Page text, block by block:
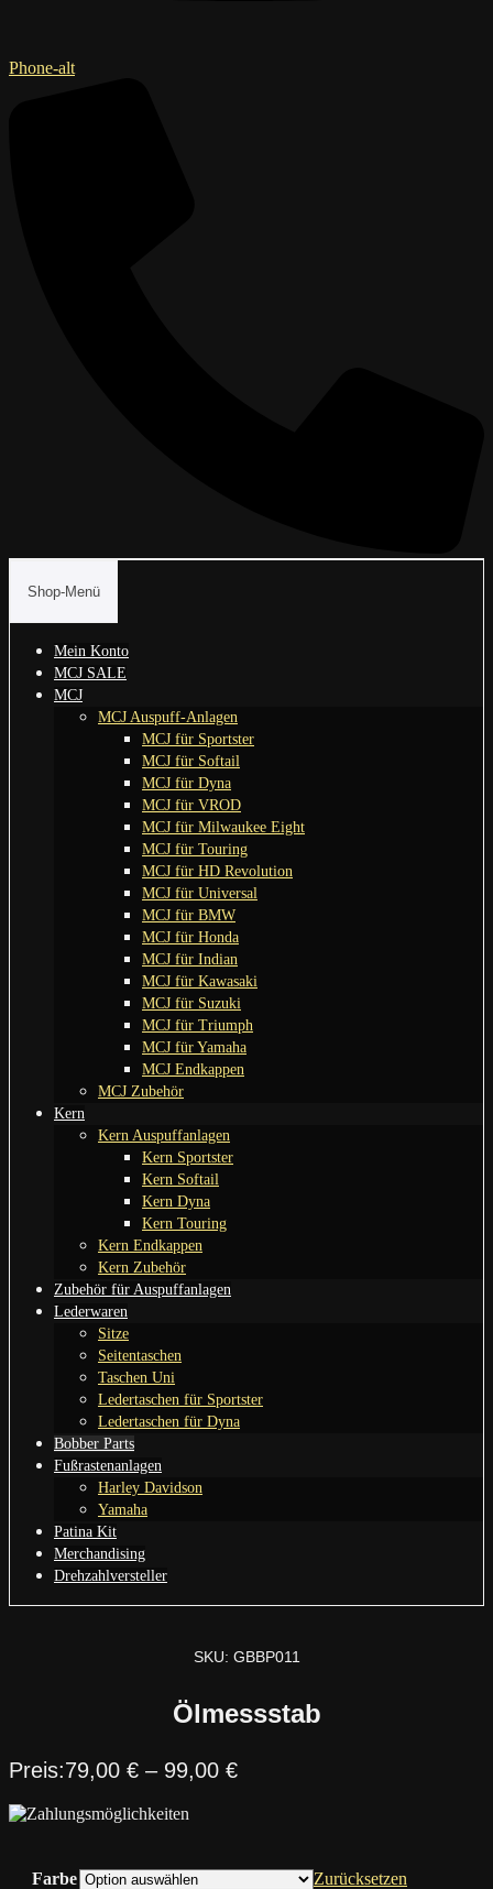
Phone-alt
Shop-Menü
Mein Konto
MCJ SALE
MCJ
MCJ Auspuff-Anlagen
MCJ für Sportster
MCJ für Softail
MCJ für Dyna
MCJ für VROD
MCJ für Milwaukee Eight
MCJ für Touring
MCJ für HD Revolution
MCJ für Universal
MCJ für BMW
MCJ für Honda
MCJ für Indian
MCJ für Kawasaki
MCJ für Suzuki
MCJ für Triumph
MCJ für Yamaha
MCJ Endkappen
MCJ Zubehör
Kern
Kern Auspuffanlagen
Kern Sportster
Kern Softail
Kern Dyna
Kern Touring
Kern Endkappen
Kern Zubehör
Zubehör für Auspuffanlagen
Lederwaren
Sitze
Seitentaschen
Taschen Uni
Ledertaschen für Sportster
Ledertaschen für Dyna
Bobber Parts
Fußrastenanlagen
Harley Davidson
Yamaha
Patina Kit
Merchandising
Drehzahlversteller
SKU: GBBP011
Ölmessstab
79,00 € – 99,00 €
Farbe
Zurücksetzen